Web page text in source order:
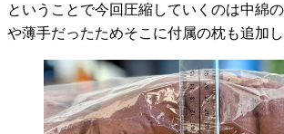
ということで今回圧縮していくのは中綿
や薄手だったためそこに付属の枕も追加し